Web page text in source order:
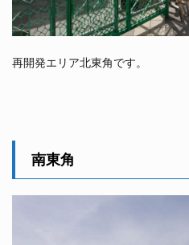
再開発エリア北東角です。
南東角